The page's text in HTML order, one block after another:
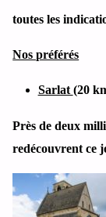
toutes les
Nos préférés
Sarlat(20
Près de deux
redécouvrent ce